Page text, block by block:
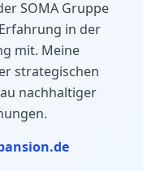
SOMA Gruppe
in der
mit. Meine
strategischen
nachhaltiger